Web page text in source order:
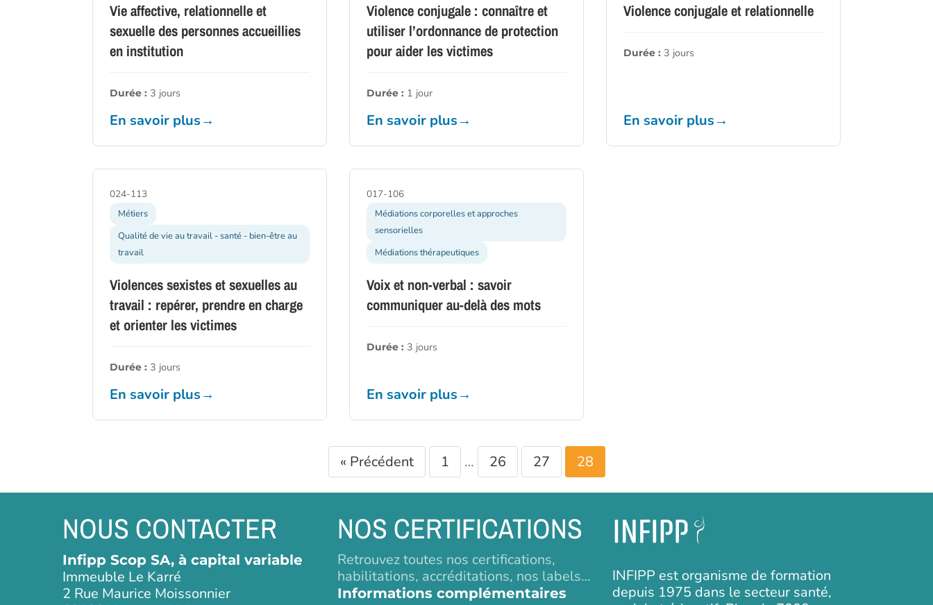
Vie affective, relationnelle et
sexuelle des personnes accueillies
en institution
Durée : 3 jours
En savoir plus→
Violence conjugale : connaître et
utiliser l’ordonnance de protection
pour aider les victimes
Durée : 1 jour
En savoir plus→
Violence conjugale et relationnelle
Durée : 3 jours
En savoir plus→
024-113
Métiers
Qualité de vie au travail - santé - bien-être au
travail
Violences sexistes et sexuelles au
travail : repérer, prendre en charge
et orienter les victimes
Durée : 3 jours
En savoir plus→
017-106
Médiations corporelles et approches
sensorielles
Médiations thérapeutiques
Voix et non-verbal : savoir
communiquer au-delà des mots
Durée : 3 jours
En savoir plus→
« Précédent 1 … 26 27 28
NOUS CONTACTER
Infipp Scop SA, à capital variable
Immeuble Le Karré
2 Rue Maurice Moissonnier
NOS CERTIFICATIONS
Retrouvez toutes nos certifications,
habilitations, accréditations, nos labels…
Informations complémentaires
INFIPP est organisme de formation
depuis 1975 dans le secteur santé,